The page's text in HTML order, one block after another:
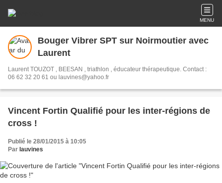
MENU
Bouger Vibrer SPT sur Noirmoutier avec
Laurent
Laurent TOUZOT , BEESAN , triathlon , éducateur thérapeutique. Contact :
06 62 32 20 61 ou lauvines@yahoo.fr
Vincent Fortin Qualifié pour les inter-régions de
cross !
Publié le 28/01/2015 à 10:05
Par lauvines